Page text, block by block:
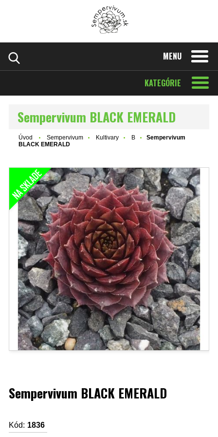
MENU
KATEGÓRIE
Sempervivum BLACK EMERALD
Úvod Sempervivum Kultivary B
Sempervivum
BLACK EMERALD
Sempervivum BLACK EMERALD
Kód: 1836